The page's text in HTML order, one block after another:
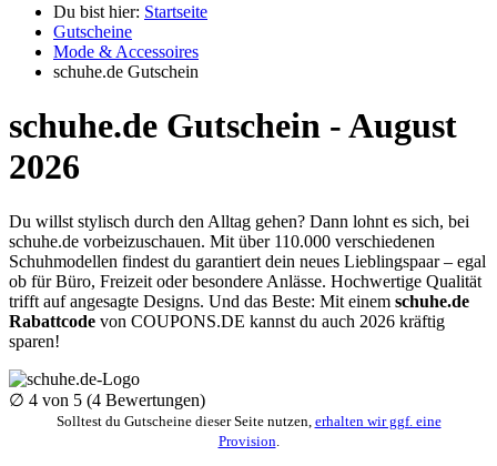
Du bist hier: Startseite
Gutscheine
Mode & Accessoires
schuhe.de Gutschein
schuhe.de Gutschein - August
2026
Du willst stylisch durch den Alltag gehen? Dann lohnt es sich, bei
schuhe.de vorbeizuschauen. Mit über 110.000 verschiedenen
Schuhmodellen findest du garantiert dein neues Lieblingspaar – egal
ob für Büro, Freizeit oder besondere Anlässe. Hochwertige Qualität
trifft auf angesagte Designs. Und das Beste: Mit einem schuhe.de
Rabattcode von COUPONS.DE kannst du auch 2026 kräftig
sparen!
∅ 4 von 5 (4 Bewertungen)
Solltest du Gutscheine dieser Seite nutzen, erhalten wir ggf. eine
Provision